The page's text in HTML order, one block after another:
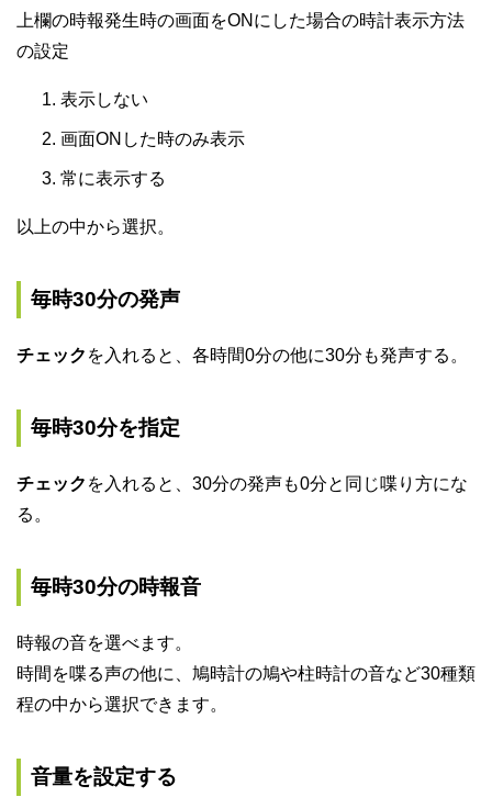
上欄の時報発生時の画面をONにした場合の時計表示方法
の設定
表示しない
画面ONした時のみ表示
常に表示する
以上の中から選択。
毎時30分の発声
チェック を入れると、各時間0分の他に30分も発声する。
毎時30分を指定
チェック を入れると、30分の発声も0分と同じ喋り方にな
る。
毎時30分の時報音
時報の音を選べます。
時間を喋る声の他に、鳩時計の鳩や柱時計の音など30種類
程の中から選択できます。
音量を設定する